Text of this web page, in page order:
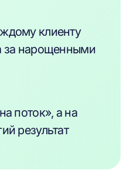
клиенту
за нарощенными
поток», а на
результат